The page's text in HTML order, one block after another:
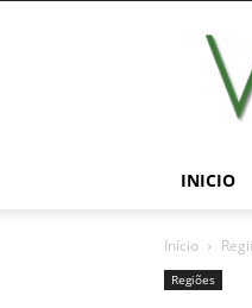
INICIO
Início
Regiões